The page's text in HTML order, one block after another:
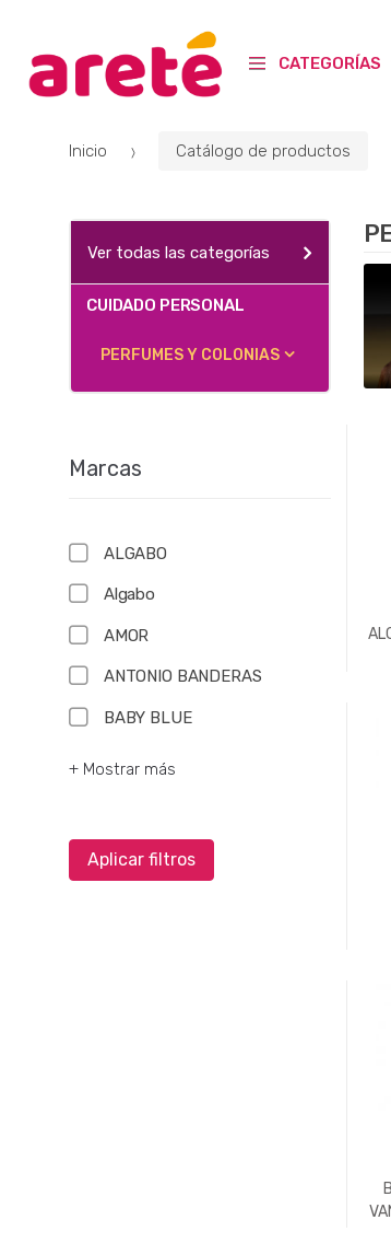
CATEGORÍAS
Inicio Catálogo de productos
Ver todas las categorías
CUIDADO PERSONAL
PERFUMES Y COLONIAS
Marcas
ALGABO
Algabo
AMOR
ANTONIO BANDERAS
BABY BLUE
+ Mostrar más
Aplicar filtros